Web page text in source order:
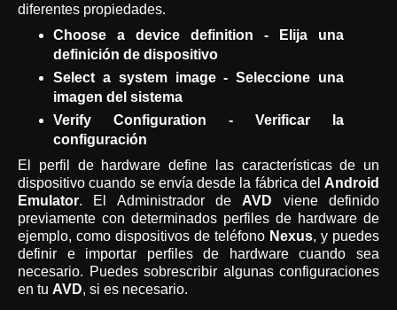
diferentes propiedades.
Choose a device definition - Elija una
definición de dispositivo
Select a system image - Seleccione una
imagen del sistema
Verify Configuration - Verificar la
configuración
El perfil de hardware define las características de un
dispositivo cuando se envía desde la fábrica del Android
Emulator. El Administrador de AVD viene definido
previamente con determinados perfiles de hardware de
ejemplo, como dispositivos de teléfono Nexus, y puedes
definir e importar perfiles de hardware cuando sea
necesario. Puedes sobrescribir algunas configuraciones
en tu AVD, si es necesario.